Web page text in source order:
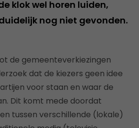
klok wel horen luiden,
nog niet gevonden.
de gemeenteverkiezingen
dat de kiezers geen idee
voor staan en waar de
Dit komt mede doordat
tussen verschillende (lokale)